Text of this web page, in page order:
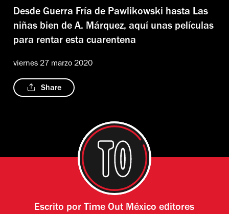
Desde Guerra Fría de Pawlikowski hasta Las
niñas bien de A. Márquez, aquí unas películas
para rentar esta cuarentena
viernes 27 marzo 2020
Share
Escrito por Time Out México editores